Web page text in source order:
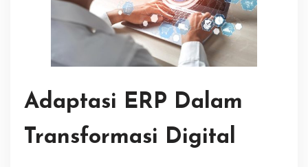
Adaptasi ERP Dalam
Transformasi Digital